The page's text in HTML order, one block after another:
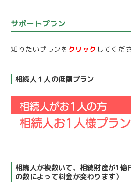
サポートプラン
知りたいプランを クリック してくだ
相続人１人の低額プラン
相続人が複数いて、相続財産が1億
の数によって料金が変わります）